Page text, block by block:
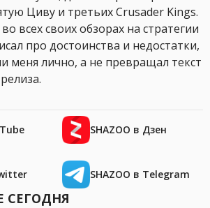
Циву и третьих Crusader Kings.
всех своих обзорах на стратегии
про достоинства и недостатки,
меня лично, а не превращал текст
SHAZOO в Дзен
SHAZOO в Telegram
СЕГОДНЯ